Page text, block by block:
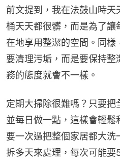
前文提到，我在法鼓山時
桶天天都很髒，而是為了讓
在地享用整潔的空間。同樣
要清理污垢，而是要保持
務的態度就會不一樣。
定期大掃除很難嗎？只要
並每日做一點，這樣會輕
要一次過把整個家居都大
拆多天來處理，每次可能要